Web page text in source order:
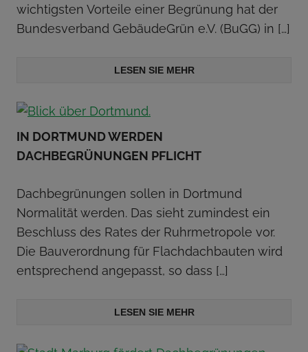
wichtigsten Vorteile einer Begrünung hat der
Bundesverband GebäudeGrün e.V. (BuGG) in […]
LESEN SIE MEHR
IN DORTMUND WERDEN
DACHBEGRÜNUNGEN PFLICHT
Dachbegrünungen sollen in Dortmund
Normalität werden. Das sieht zumindest ein
Beschluss des Rates der Ruhrmetropole vor.
Die Bauverordnung für Flachdachbauten wird
entsprechend angepasst, so dass […]
LESEN SIE MEHR